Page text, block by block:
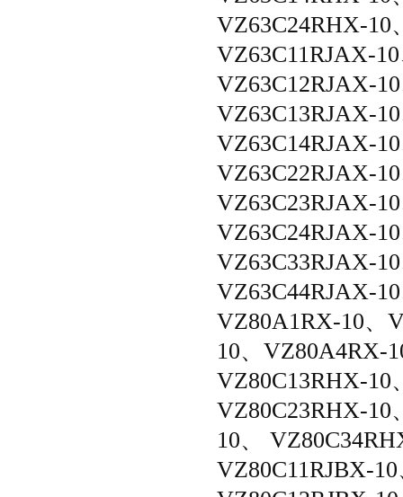
VZ63C24RHX-10
VZ63C11RJAX-
VZ63C12RJAX-
VZ63C13RJAX-
VZ63C14RJAX-
VZ63C22RJAX-
VZ63C23RJAX-
VZ63C24RJAX-
VZ63C33RJAX-
VZ63C44RJAX-
VZ80A1RX-10、
10、VZ80A4RX-
VZ80C13RHX-10
VZ80C23RHX-10
10、
VZ80C11RJBX-